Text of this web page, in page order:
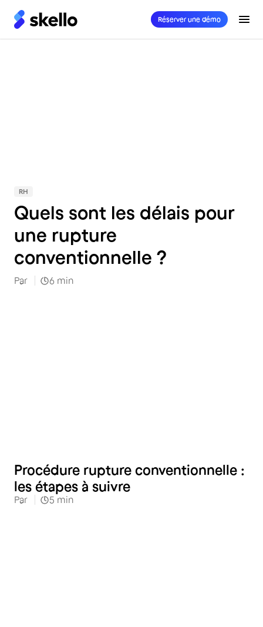
Réserver une démo
RH
Quels sont les délais pour
une rupture
conventionnelle ?
Par 6 min
Procédure rupture conventionnelle :
les étapes à suivre
Par 5 min